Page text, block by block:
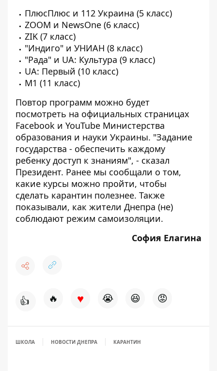
ПлюсПлюс и 112 Украина (5 класс)
ZOOM и NewsOne (6 класс)
ZIK (7 класс)
"Индиго" и УНИАН (8 класс)
"Рада" и UA: Культура (9 класс)
UA: Первый (10 класс)
М1 (11 класс)
Повтор программ можно будет
посмотреть на официальных страницах
Facebook и YouTube Министерства
образования и науки Украины. "Задание
государства - обеспечить каждому
ребенку доступ к знаниям", - сказал
Президент. Ранее мы сообщали о том,
какие курсы можно пройти, чтобы
сделать карантин полезнее. Также
показывали, как жители Днепра (не)
соблюдают режим самоизоляции.
София Елагина
👍 🔥 ♥ 😭 😆 😡
ШКОЛА НОВОСТИ ДНЕПРА КАРАНТИН